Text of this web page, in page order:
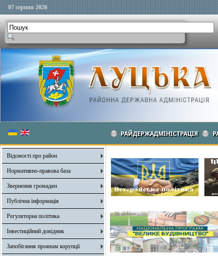
07 серпня 2026
РАЙДЕРЖАДМІНІСТРАЦІЯ
Відомості про район
Нормативно-правова база
Звернення громадян
Публічна інформація
Регуляторна політика
Інвестиційний довідник
Запобігання проявам корупції